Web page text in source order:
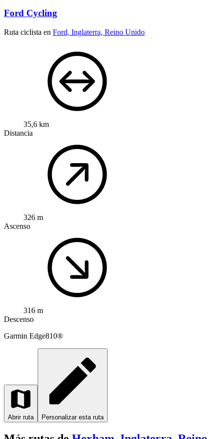
Ford Cycling
Ruta ciclista en Ford, Inglaterra, Reino Unido
35,6 km
Distancia
326 m
Ascenso
316 m
Descenso
Garmin Edge810®
Abrir ruta Personalizar esta ruta